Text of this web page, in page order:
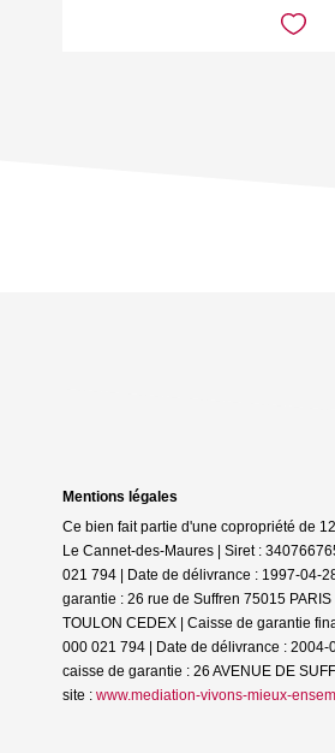
Mentions légales
Ce bien fait partie d'une copropriété de
Le Cannet-des-Maures | Siret :
021 794 | Date de délivrance : 1997-04-
garantie : 26 rue de Suffren 75015
TOULON CEDEX | Caisse de garantie
000 021 794 | Date de délivrance :
caisse de garantie : 26 AVENUE DE
site : www.mediation-vivons-mieux-